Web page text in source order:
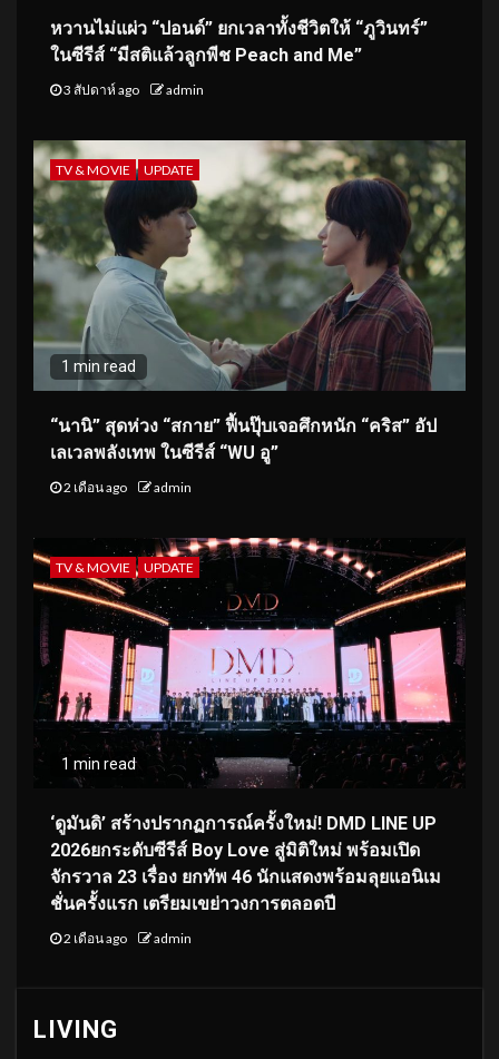
หวานไม่แผ่ว “ปอนด์” ยกเวลาทั้งชีวิตให้ “ภูวินทร์”
ในซีรีส์ “มีสติแล้วลูกพีช Peach and Me”
3 สัปดาห์ ago admin
TV & MOVIE UPDATE
1 min read
“นานิ” สุดห่วง “สกาย” ฟื้นปุ๊บเจอศึกหนัก “คริส” อัป
เลเวลพลังเทพ ในซีรีส์ “WU อู”
2 เดือน ago admin
TV & MOVIE UPDATE
1 min read
‘ดูมันดิ’ สร้างปรากฏการณ์ครั้งใหม่! DMD LINE UP
2026ยกระดับซีรีส์ Boy Love สู่มิติใหม่ พร้อมเปิด
จักรวาล 23 เรื่อง ยกทัพ 46 นักแสดงพร้อมลุยแอนิเม
ชั่นครั้งแรก เตรียมเขย่าวงการตลอดปี
2 เดือน ago admin
LIVING